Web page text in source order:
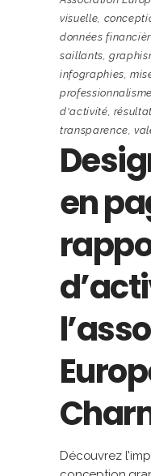
visuelle
données
saillants ,
infographies ,
professionnalisme
d'activité
transparence ,
en
Découvrez